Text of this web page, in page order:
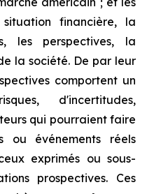
financière, la
les perspectives, la
la société. De par leur
comportent un
d'incertitudes,
qui pourraient faire
ou événements réels
exprimés ou sous-
prospectives. Ces